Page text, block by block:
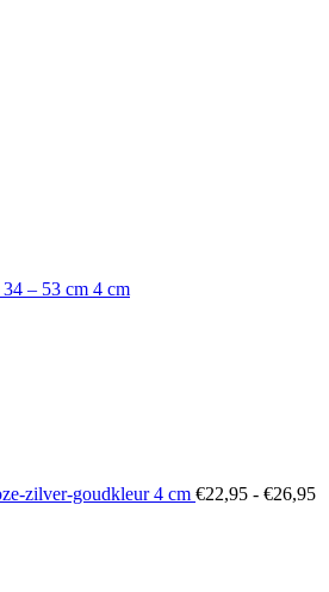
– 53 cm 4 cm
zilver-goudkleur 4 cm €22,95 - €26,95